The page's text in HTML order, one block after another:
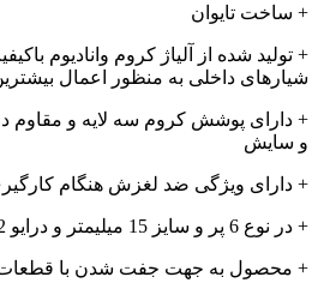
+ ساخت تایوان
+ تولید شده از آلیاژ کروم وانادیوم
شیارهای داخلی به منظور اعمال
+ دارای پوشش کروم سه لایه و مقاوم
و سایش
+ دارای ویژگی ضد لغزش هنگام کارگیری
+ در نوع 6 پر و سایز 15 میلیمتر و درایو 1/2 اینچ
+ محصول به جهت جفت شدن با قطعات